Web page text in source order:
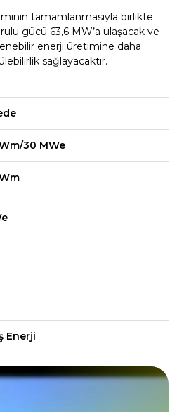
tamamlanmasıyla birlikte
gücü 63,6 MW’a ulaşacak ve
enerji üretimine daha
sağlayacaktır.
30 MWe
Enerji